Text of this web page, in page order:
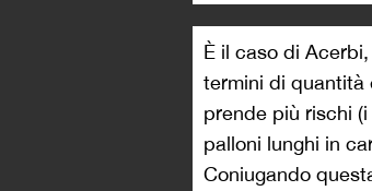
È il caso di
termini di quantità
prende più rischi
palloni lunghi in
Coniugando